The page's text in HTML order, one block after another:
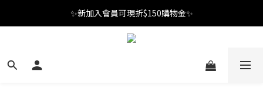
✨新加入會員可現折$150購物金✨
✨新加入會員可現折$150購物金✨
Welcome